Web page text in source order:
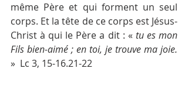
même Père et qui forment un seul
corps. Et la tête de ce corps est Jésus-
Christ à qui le Père a dit : « tu es mon
Fils bien-aimé ; en toi, je trouve ma joie.
»  Lc 3, 15-16.21-22